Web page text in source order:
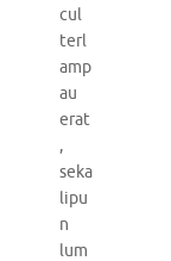
cul
terl
amp
au
erat
,
seka
lipu
n
lum